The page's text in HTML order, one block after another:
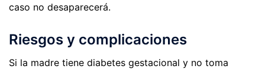
caso no desaparecerá.
Riesgos y complicaciones
Si la madre tiene diabetes gestacional y no toma